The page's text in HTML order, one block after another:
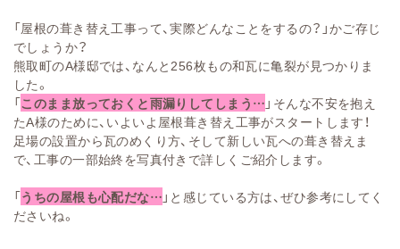
「屋根の葺き替え工事って、実際どんなことをするの？」かご存じ
でしょうか？
熊取町のA様邸では、なんと256枚もの和瓦に亀裂が見つかりま
した。
「このまま放っておくと雨漏りしてしまう… 」そんな不安を抱え
たA様のために、いよいよ屋根葺き替え工事がスタートします！
足場の設置から瓦のめくり方、そして新しい瓦への葺き替えま
で、工事の一部始終を写真付きで詳しくご紹介します。
「うちの屋根も心配だな… 」と感じている方は、ぜひ参考にしてく
ださいね。